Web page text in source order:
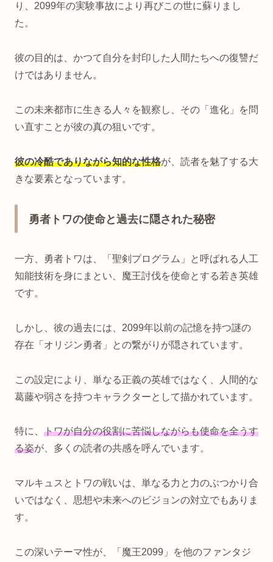
り、2099年の実験事故により再びこの世に蘇りまし
た。
彼の目的は、かつて自分を封印した人間たちへの復讐だ
けではありません。
この未来都市に生きる人々を観察し、その「進化」を問
い直すことが彼の真の狙いです。
彼の冷酷でありながら知的な性格が、読者を魅了する大
きな要素となっています。
勇者トワの使命と過去に隠された秘密
一方、勇者トワは、「聖剣プログラム」と呼ばれる人工
知能技術を身にまとい、魔王討伐を使命とする若き英雄
です。
しかし、彼の過去には、2099年以前の記憶を持つ謎の
存在「オリジン勇者」との繋がりが隠されています。
この設定により、単なる正義の英雄ではなく、人間的な
葛藤や弱さを持つキャラクターとして描かれています。
特に、 トワが自分の役割に苦悩しながらも使命を全うす
る姿が、多くの読者の共感を呼んでいます。
マルキュスとトワの戦いは、単なる力と力のぶつかり合
いではなく、思想や未来へのビジョンの対立でもありま
す。
この深いテーマ性が、「魔王2099」を他のファンタジ